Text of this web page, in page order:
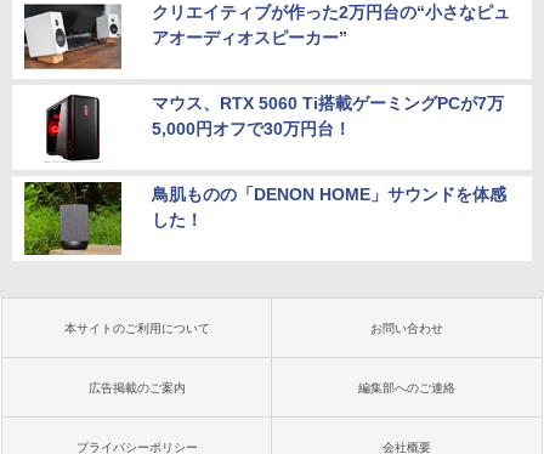
クリエイティブが作った2万円台の“小さなピュ
アオーディオスピーカー”
マウス、RTX 5060 Ti搭載ゲーミングPCが7万
5,000円オフで30万円台！
鳥肌ものの「DENON HOME」サウンドを体感
した！
本サイトのご利用について お問い合わせ
広告掲載のご案内 編集部へのご連絡
プライバシーポリシー 会社概要